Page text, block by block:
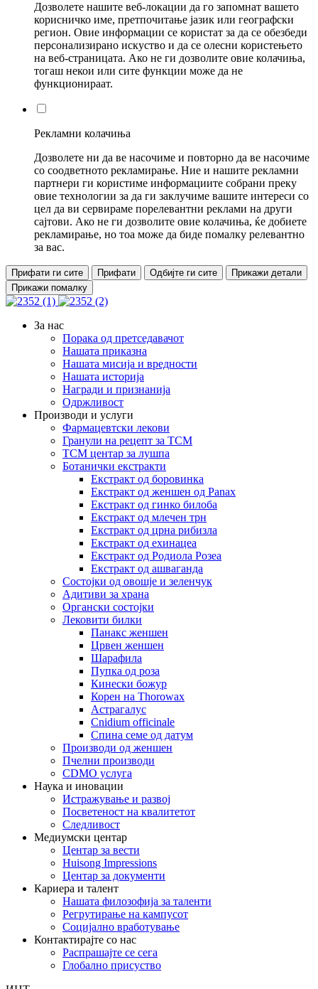
Дозволете нашите веб-локации да го запомнат вашето
корисничко име, претпочитање јазик или географски
регион. Овие информации се користат за да се обезбеди
персонализирано искуство и да се олесни користењето
на веб-страницата. Ако не ги дозволите овие колачиња,
тогаш некои или сите функции може да не
функционираат.
Рекламни колачиња
Дозволете ни да ве насочиме и повторно да ве насочиме
со соодветното рекламирање. Ние и нашите рекламни
партнери ги користиме информациите собрани преку
овие технологии за да ги заклучиме вашите интереси со
цел да ви сервираме порелевантни реклами на други
сајтови. Ако не ги дозволите овие колачиња, ќе добиете
рекламирање, но тоа може да биде помалку релевантно
за вас.
Прифати ги сите Прифати Одбијте ги сите
Прикажи детали
Прикажи помалку
За нас
Порака од претседавачот
Нашата приказна
Нашата мисија и вредности
Нашата историја
Награди и признанија
Одржливост
Производи и услуги
Фармацевтски лекови
Гранули на рецепт за TCM
TCM центар за лушпа
Ботанички екстракти
Екстракт од боровинка
Екстракт од женшен од Panax
Екстракт од гинко билоба
Екстракт од млечен трн
Екстракт од црна рибизла
Екстракт од ехинацеа
Екстракт од Родиола Розеа
Екстракт од ашваганда
Состојки од овошје и зеленчук
Адитиви за храна
Органски состојки
Лековити билки
Панакс женшен
Црвен женшен
Шарафила
Пупка од роза
Кинески божур
Корен на Thorowax
Астрагалус
Cnidium officinale
Спина семе од датум
Производи од женшен
Пчелни производи
CDMO услуга
Наука и иновации
Истражување и развој
Посветеност на квалитетот
Следливост
Медиумски центар
Центар за вести
Huisong Impressions
Центар за документи
Кариера и талент
Нашата филозофија за таленти
Регрутирање на кампусот
Социјално вработување
Контактирајте со нас
Распрашајте се сега
Глобално присуство